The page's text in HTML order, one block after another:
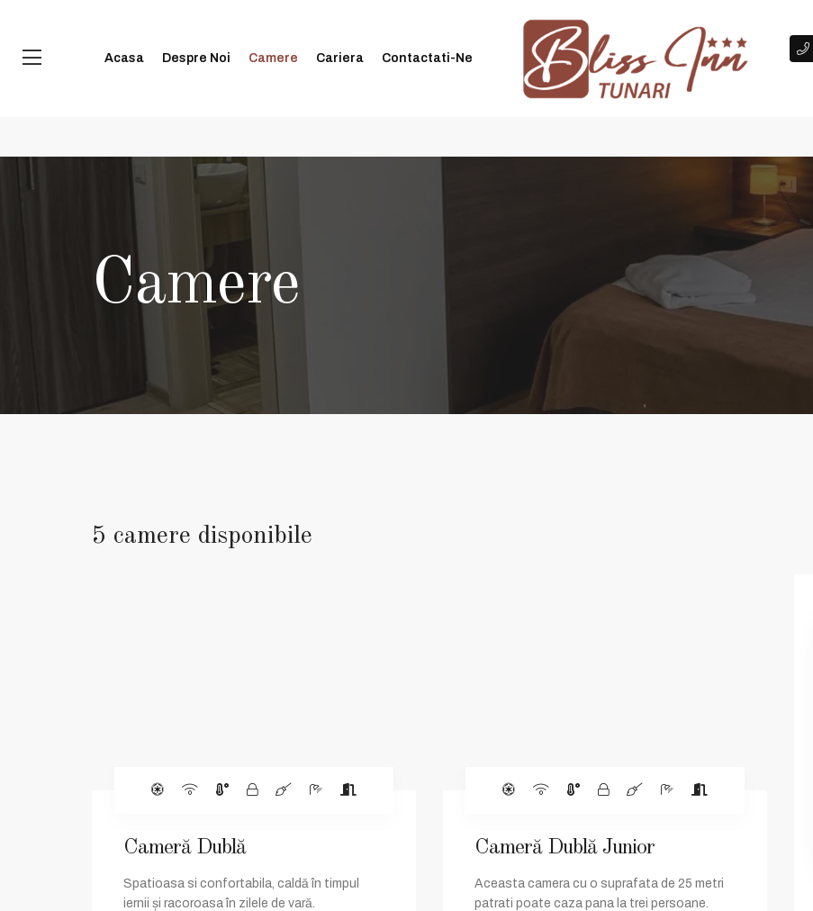
Check in-ul se face între orele 14:00 și 20:00
Acasa Despre Noi Camere Cariera Contactati-Ne
Camere
5 camere disponibile
Cameră Dublă
Spatioasa si confortabila, caldă în timpul
iernii și racoroasa în zilele de vară.
Cameră Dublă Junior
Aceasta camera cu o suprafata de 25 metri
patrati poate caza pana la trei persoane.